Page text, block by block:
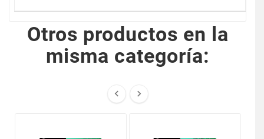
Otros productos en la
misma categoría:
 